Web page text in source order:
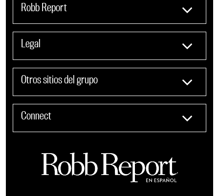
Robb Report
Legal
Otros sitios del grupo
Connect